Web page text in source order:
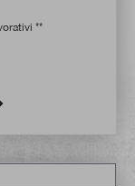
**